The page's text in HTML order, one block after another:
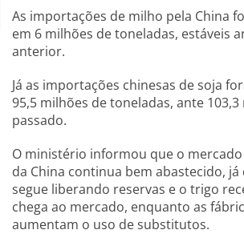
As importações de milho pela China
em 6 milhões de toneladas, estáveis
anterior.
Já as importações chinesas de soja
95,5 milhões de toneladas, ante
passado.
O ministério informou que o
da China continua bem abastecido,
segue liberando reservas e o trigo
chega ao mercado, enquanto as
aumentam o uso de substitutos.